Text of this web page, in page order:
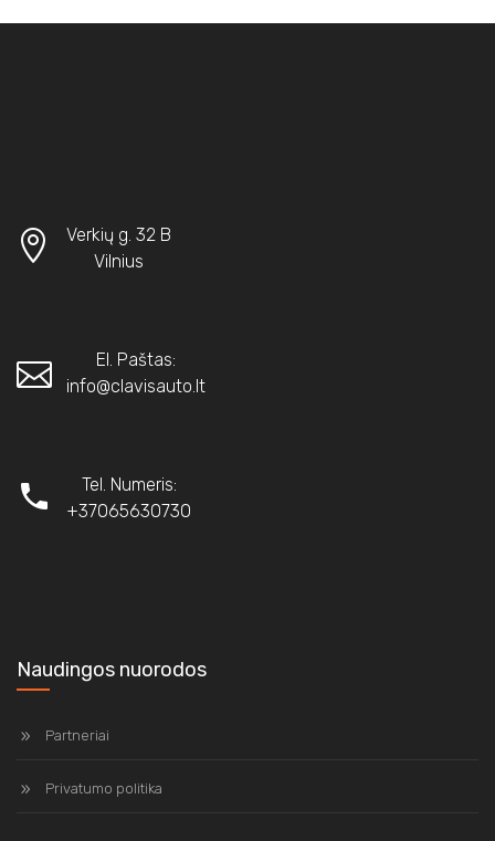
Verkių g. 32 B
Vilnius
El. Paštas:
info@clavisauto.lt
Tel. Numeris:
+37065630730
Naudingos nuorodos
Partneriai
Privatumo politika